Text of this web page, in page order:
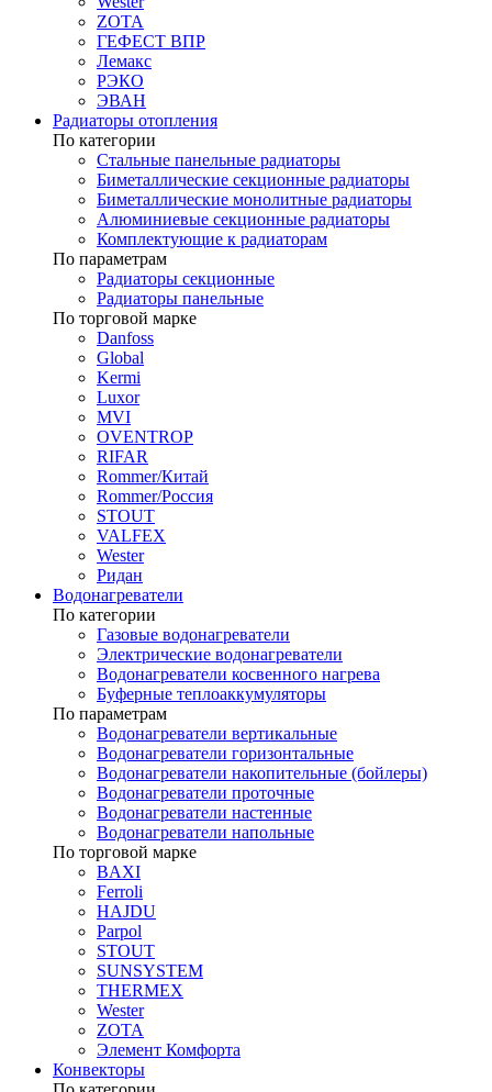
ZOTA
ГЕФЕСТ ВПР
Лемакс
РЭКО
ЭВАН
Радиаторы отопления
По категории
Стальные панельные радиаторы
Биметаллические секционные радиаторы
Биметаллические монолитные радиаторы
Алюминиевые секционные радиаторы
Комплектующие к радиаторам
По параметрам
Радиаторы секционные
Радиаторы панельные
По торговой марке
Danfoss
Global
Kermi
Luxor
MVI
OVENTROP
RIFAR​
Rommer/Китай
Rommer/Россия
STOUT
VALFEX
Wester
Ридан
Водонагреватели
По категории
Газовые водонагреватели
Электрические водонагреватели
Водонагреватели косвенного нагрева
Буферные теплоаккумуляторы
По параметрам
Водонагреватели вертикальные
Водонагреватели горизонтальные
Водонагреватели накопительные (бойлеры)
Водонагреватели проточные
Водонагреватели настенные
Водонагреватели напольные
По торговой марке
BAXI
Ferroli
HAJDU
Parpol
STOUT
SUNSYSTEM
THERMEX
Wester
ZOTA
Элемент Комфорта
Конвекторы